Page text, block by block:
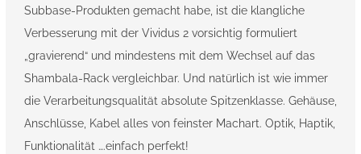
Subbase-Produkten gemacht habe, ist die klangliche
Verbesserung mit der Vividus 2 vorsichtig formuliert
„gravierend“ und mindestens mit dem Wechsel auf das
Shambala-Rack vergleichbar. Und natürlich ist wie immer
die Verarbeitungsqualität absolute Spitzenklasse. Gehäuse,
Anschlüsse, Kabel alles von feinster Machart. Optik, Haptik,
Funktionalität ….einfach perfekt!